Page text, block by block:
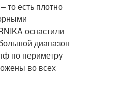
то есть плотно
оснастили
диапазон
по периметру
во всех